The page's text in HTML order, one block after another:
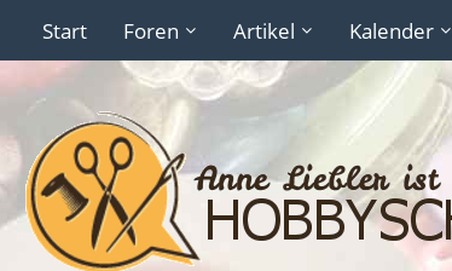
Start Foren Artikel Kalender